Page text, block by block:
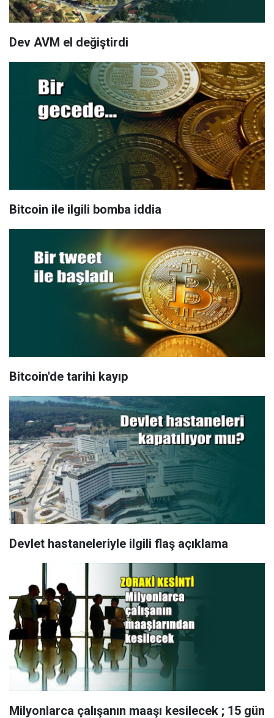
Dev AVM el değiştirdi
Bitcoin ile ilgili bomba iddia
Bitcoin'de tarihi kayıp
Devlet hastaneleriyle ilgili flaş açıklama
Milyonlarca çalışanın maaşı kesilecek ; 15 gün